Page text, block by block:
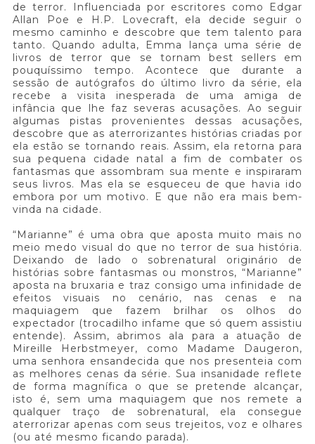
de terror. Influenciada por escritores como Edgar
Allan Poe e H.P. Lovecraft, ela decide seguir o
mesmo caminho e descobre que tem talento para
tanto. Quando adulta, Emma lança uma série de
livros de terror que se tornam best sellers em
pouquíssimo tempo. Acontece que durante a
sessão de autógrafos do último livro da série, ela
recebe a visita inesperada de uma amiga de
infância que lhe faz severas acusações. Ao seguir
algumas pistas provenientes dessas acusações,
descobre que as aterrorizantes histórias criadas por
ela estão se tornando reais. Assim, ela retorna para
sua pequena cidade natal a fim de combater os
fantasmas que assombram sua mente e inspiraram
seus livros. Mas ela se esqueceu de que havia ido
embora por um motivo. E que não era mais bem-
vinda na cidade.
“Marianne” é uma obra que aposta muito mais no
meio medo visual do que no terror de sua história.
Deixando de lado o sobrenatural originário de
histórias sobre fantasmas ou monstros, “Marianne”
aposta na bruxaria e traz consigo uma infinidade de
efeitos visuais no cenário, nas cenas e na
maquiagem que fazem brilhar os olhos do
expectador (trocadilho infame que só quem assistiu
entende). Assim, abrimos ala para a atuação de
Mireille Herbstmeyer, como Madame Daugeron,
uma senhora ensandecida que nos presenteia com
as melhores cenas da série. Sua insanidade reflete
de forma magnífica o que se pretende alcançar,
isto é, sem uma maquiagem que nos remete a
qualquer traço de sobrenatural, ela consegue
aterrorizar apenas com seus trejeitos, voz e olhares
(ou até mesmo ficando parada).